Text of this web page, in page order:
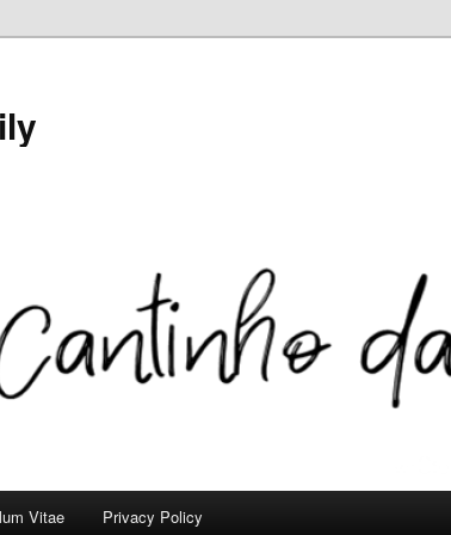
Vitae Privacy Policy